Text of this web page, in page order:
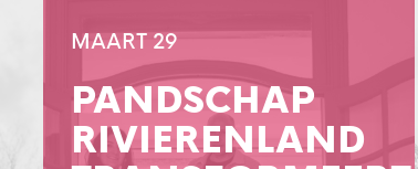
MAART 29
PANDSCHAP
RIVIERENLAND